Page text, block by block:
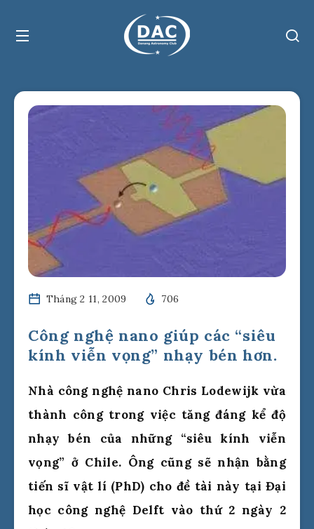
Tháng 2 11, 2009 706
Công nghệ nano giúp các “siêu
kính viễn vọng” nhạy bén hơn.
Nhà công nghệ nano Chris Lodewijk vừa
thành công trong việc tăng đáng kể độ
nhạy bén của những “siêu kính viễn
vọng” ở Chile. Ông cũng sẽ nhận bằng
tiến sĩ vật lí (PhD) cho đề tài này tại Đại
học công nghệ Delft vào thứ 2 ngày 2